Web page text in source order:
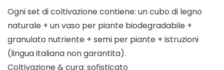
Ogni set di coltivazione contiene: un cubo di legno
naturale + un vaso per piante biodegradabile +
granulato nutriente + semi per piante + istruzioni
(lingua italiana non garantita).
Coltivazione & cura: sofisticato